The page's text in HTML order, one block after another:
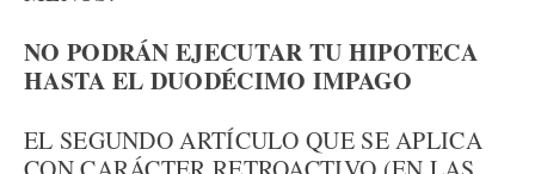
NO PODRÁN EJECUTAR TU HIPOTECA
HASTA EL DUODÉCIMO IMPAGO
EL SEGUNDO ARTÍCULO QUE SE APLICA